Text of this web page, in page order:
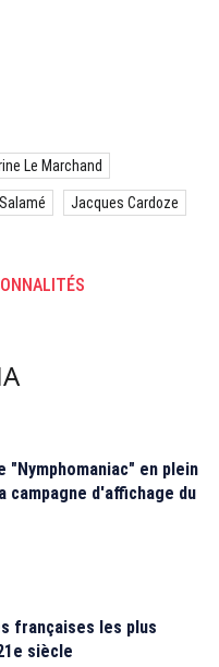
Le Marchand
Jacques Cardoze
"Nymphomaniac" en plein
campagne d'affichage du
françaises les plus
siècle